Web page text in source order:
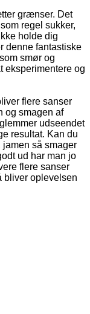
grænser. Det
regel sukker,
holde dig
denne fantastiske
smør og
eksperimentere og
flere sanser
og smagen af
udseendet
resultat. Kan du
så smager
ud har man jo
flere sanser
bliver oplevelsen